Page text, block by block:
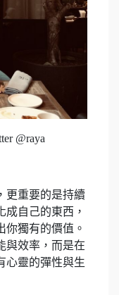
@raya
更重要的是持續
成自己的東西，
你獨有的價值。
與效率，而是在
心靈的彈性與生